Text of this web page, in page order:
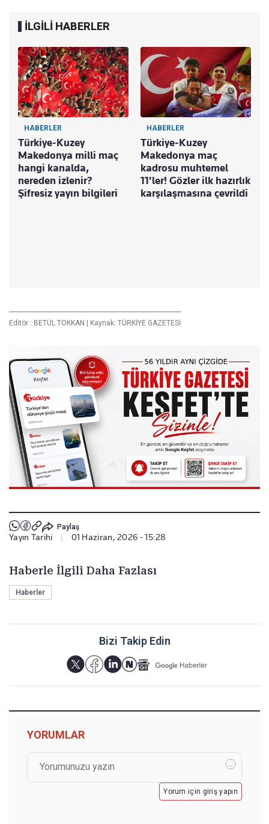
İLGİLİ HABERLER
HABERLER
Türkiye-Kuzey
Makedonya milli maç
hangi kanalda,
nereden izlenir?
Şifresiz yayın bilgileri
HABERLER
Türkiye-Kuzey
Makedonya maç
kadrosu muhtemel
11'ler! Gözler ilk hazırlık
karşılaşmasına çevrildi
Editör : BETÜL TOKKAN | Kaynak: TÜRKİYE GAZETESİ
Paylaş
Yayın Tarihi 01 Haziran, 2026 - 15:28
Haberle İlgili Daha Fazlası
Haberler
Bizi Takip Edin
YORUMLAR
Yorum için giriş yapın